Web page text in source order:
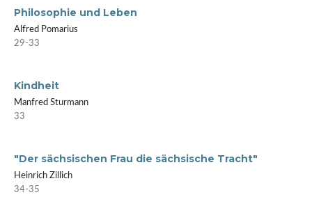
Philosophie und Leben
Alfred Pomarius
29-33
Kindheit
Manfred Sturmann
33
"Der sächsischen Frau die sächsische Tracht"
Heinrich Zillich
34-35